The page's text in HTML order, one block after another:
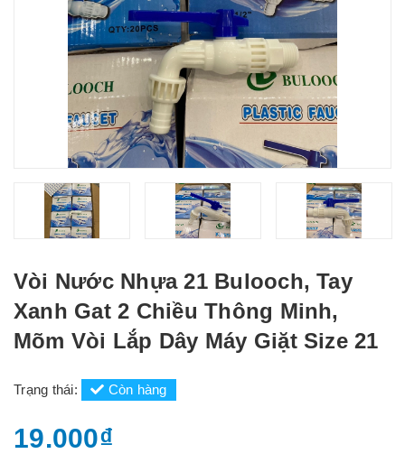
Vòi Nước Nhựa 21 Bulooch, Tay
Xanh Gat 2 Chiều Thông Minh,
Mõm Vòi Lắp Dây Máy Giặt Size 21
Trạng thái: Còn hàng
19.000₫